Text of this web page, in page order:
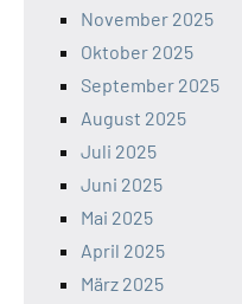
November 2025
Oktober 2025
September 2025
August 2025
Juli 2025
Juni 2025
Mai 2025
April 2025
März 2025